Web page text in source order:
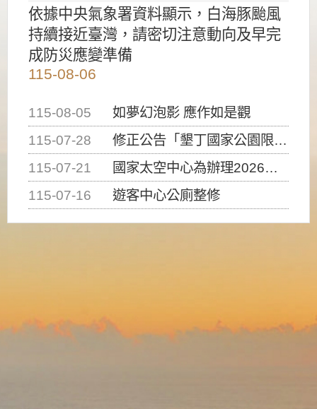
依據中央氣象署資料顯示，白海豚颱風
持續接近臺灣，請密切注意動向及早完
成防災應變準備
115-08-06
115-08-05
如夢幻泡影 應作如是觀
115-07-28
修正公告「墾丁國家公園限制水域遊憩活動之種類、範圍、時間及行為」，自即日生效。
115-07-21
國家太空中心為辦理2026台灣盃火箭競賽，陸、海、空域警戒及協調相關事宜，因颱風備案事宜
115-07-16
遊客中心公廁整修